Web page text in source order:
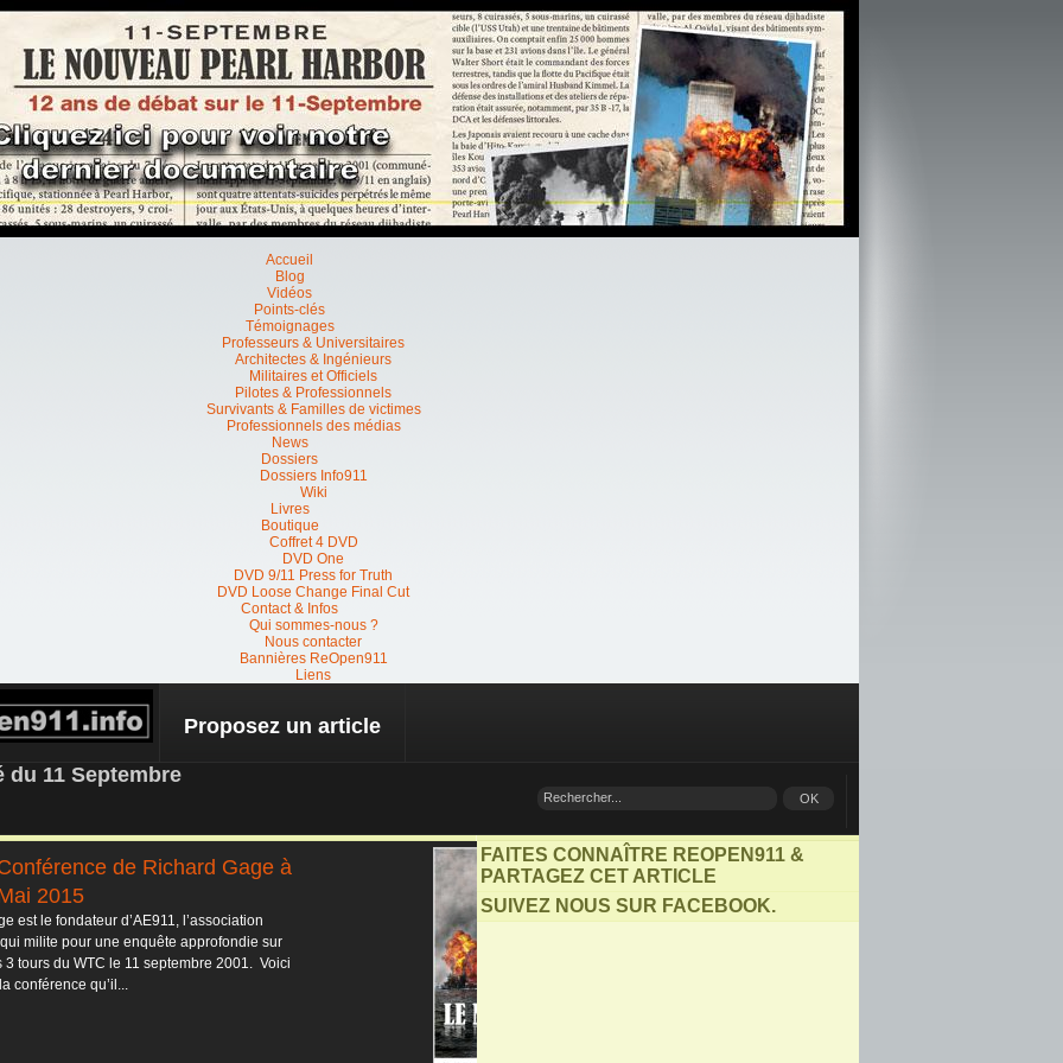
Accueil
Blog
Vidéos
Points-clés
Témoignages
Professeurs & Universitaires
Architectes & Ingénieurs
Militaires et Officiels
Pilotes & Professionnels
Survivants & Familles de victimes
Professionnels des médias
News
Dossiers
Dossiers Info911
Wiki
Livres
Boutique
Coffret 4 DVD
DVD One
DVD 9/11 Press for Truth
DVD Loose Change Final Cut
Contact & Infos
Qui sommes-nous ?
Nous contacter
Bannières ReOpen911
Liens
Proposez un article
du 11 Septembre
de Richard Gage à
2015
est le fondateur d’AE911, l’association
milite pour une enquête approfondie sur
3 tours du WTC le 11 septembre 2001. Voici
conférence qu’il...
FAITES CONNAÎTRE REOPEN911 &
PARTAGEZ CET ARTICLE
SUIVEZ NOUS SUR FACEBOOK.